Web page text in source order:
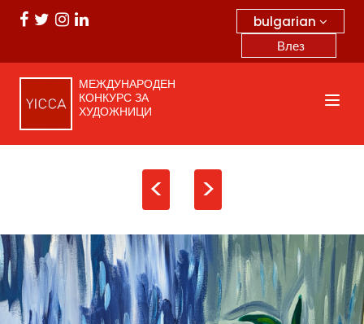
bulgarian
Влез
МЕЖДУНАРОДЕН
КОНКУРС ЗА
ХУДОЖНИЦИ
< >